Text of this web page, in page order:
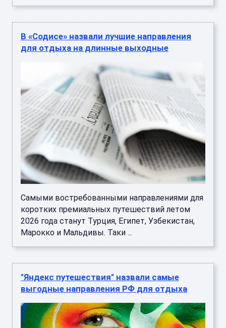
В «Содисе» назвали лучшие направления
для отдыха на длинные выходные
Самыми востребованными направлениями для
коротких премиальных путешествий летом
2026 года станут Турция, Египет, Узбекистан,
Марокко и Мальдивы. Таки ...
"Яндекс путешествия" назвали самые
выгодные направления РФ для отдыха